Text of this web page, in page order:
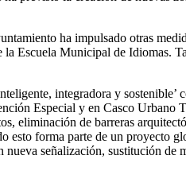
ha impulsado otras
la Escuela Municipal de Idiomas.
integradora y sostenible’
Especial y en Casco Urbano
eliminación de barreras
esto forma parte de un proyecto
señalización, sustitución de